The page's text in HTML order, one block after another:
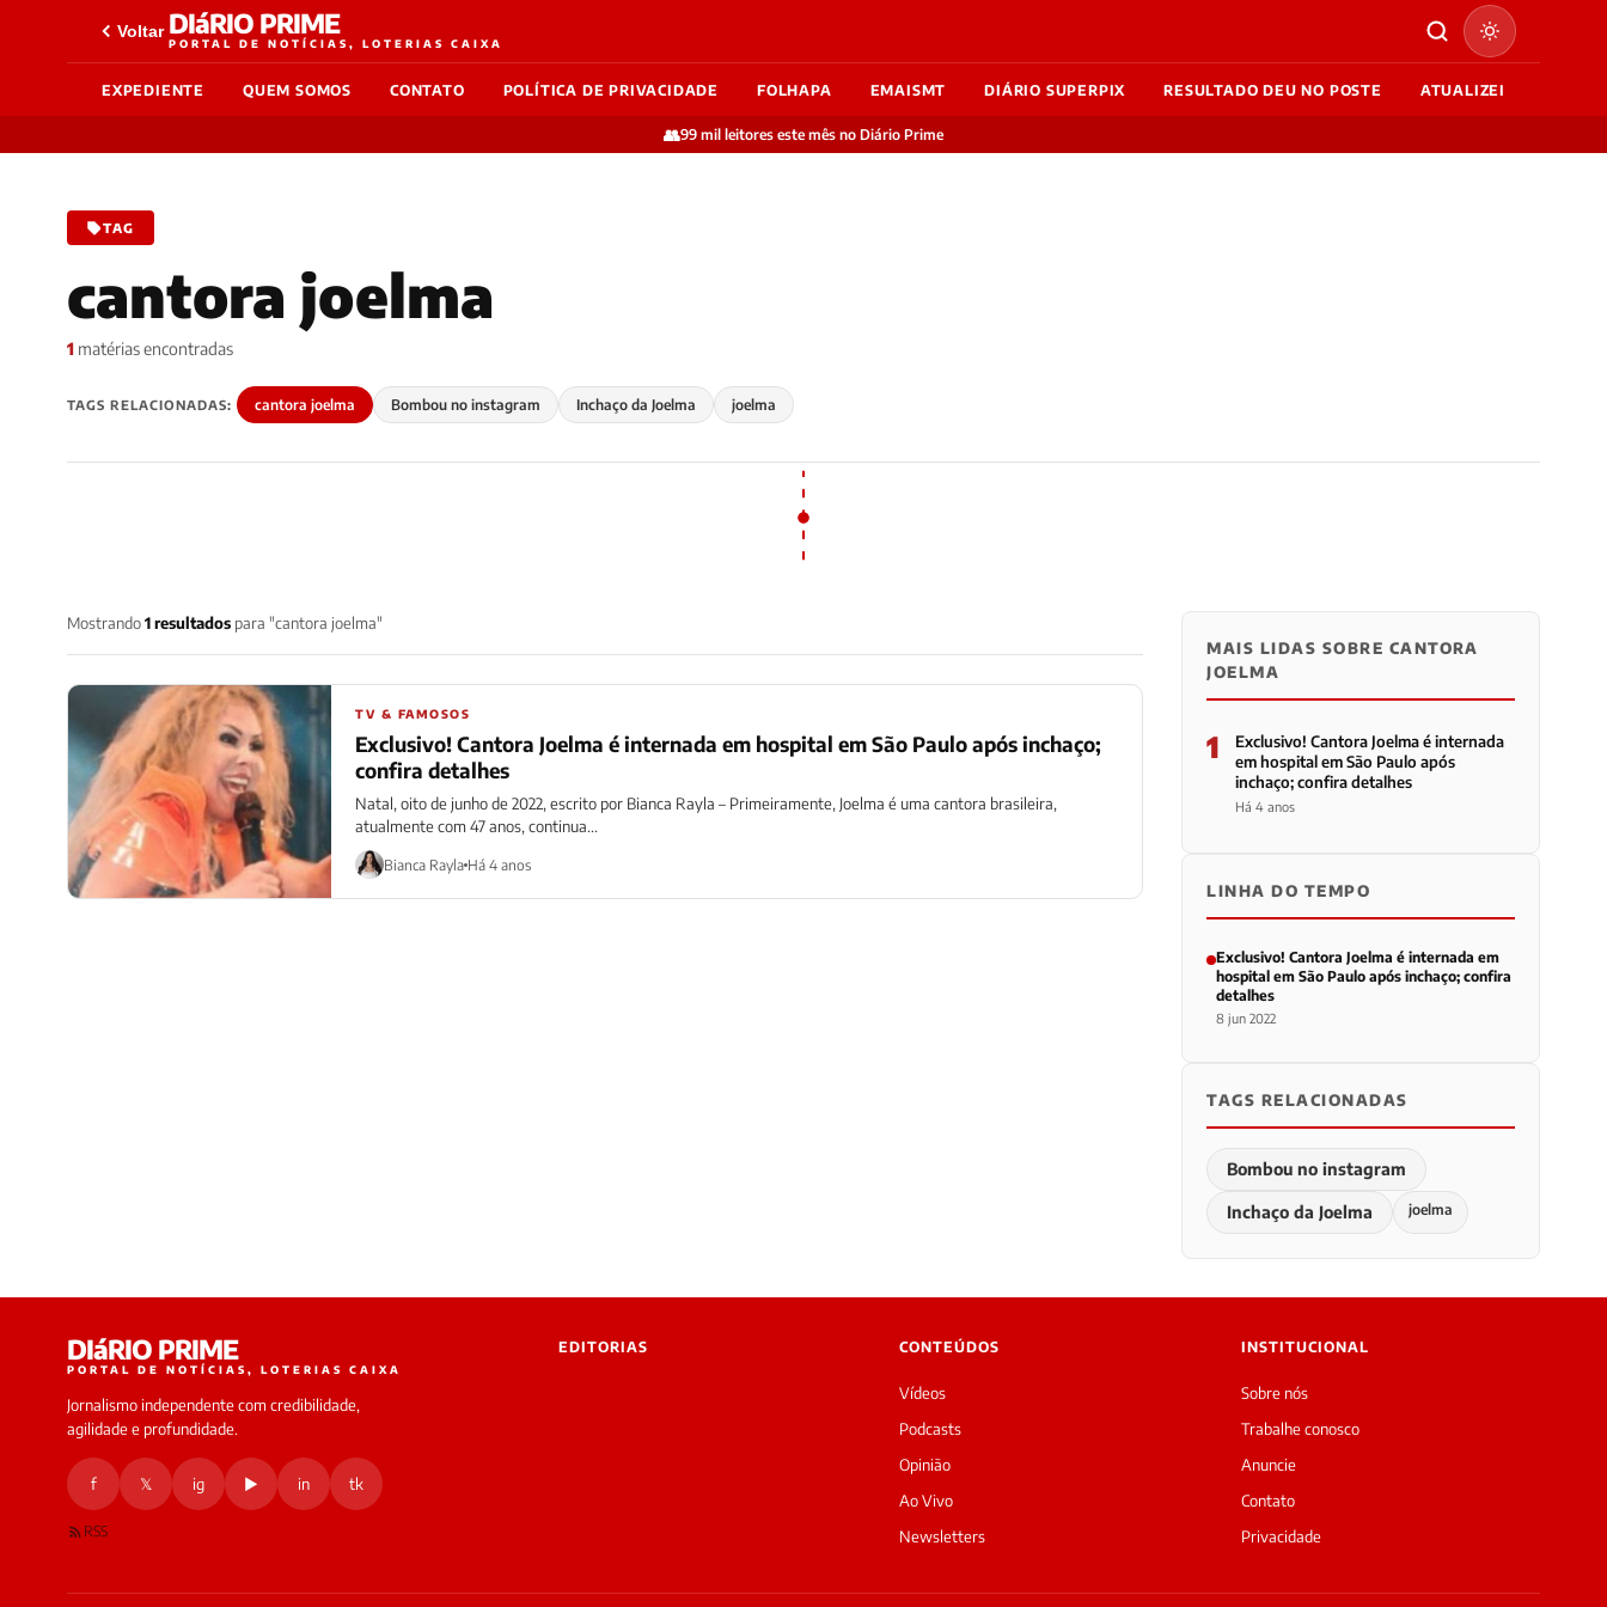
Voltar DIáRIO PRIME
PORTAL DE NOTÍCIAS, LOTERIAS CAIXA
EXPEDIENTE QUEM SOMOS CONTATO POLÍTICA DE PRIVACIDADE FOLHAPA EMAISMT DIÁRIO SUPERPIX RESULTADO DEU NO POSTE ATUALIZEI
👥99 mil leitores este mês no Diário Prime
TAG
cantora joelma
1 matérias encontradas
TAGS RELACIONADAS: cantora joelma Bombou no instagram Inchaço da Joelma joelma
Mostrando1 resultados para "cantora joelma"
TV & FAMOSOS
Exclusivo! Cantora Joelma é internada em hospital em São Paulo após inchaço;
confira detalhes
Natal, oito de junho de 2022, escrito por Bianca Rayla – Primeiramente, Joelma é uma cantora brasileira,
atualmente com 47 anos, continua...
Bianca Rayla Há 4 anos
MAIS LIDAS SOBRE CANTORA
JOELMA
1
Exclusivo! Cantora Joelma é internada
em hospital em São Paulo após
inchaço; confira detalhes
Há 4 anos
LINHA DO TEMPO
Exclusivo! Cantora Joelma é internada em
hospital em São Paulo após inchaço; confira
detalhes
8 jun 2022
TAGS RELACIONADAS
Bombou no instagram
Inchaço da Joelma joelma
DIáRIO PRIME
PORTAL DE NOTÍCIAS, LOTERIAS CAIXA
Jornalismo independente com credibilidade,
agilidade e profundidade.
f 𝕏 ig ▶ in tk
RSS
EDITORIAS CONTEÚDOS
Vídeos
Podcasts
Opinião
Ao Vivo
Newsletters
INSTITUCIONAL
Sobre nós
Trabalhe conosco
Anuncie
Contato
Privacidade